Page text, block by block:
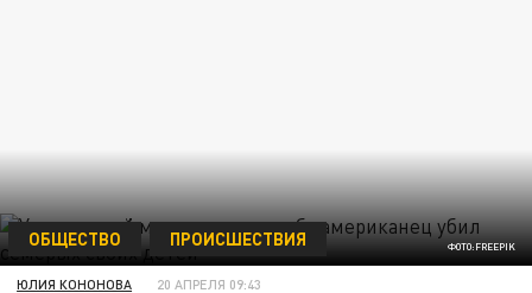
ФОТО:FREEPIK
ОБЩЕСТВО ПРОИСШЕСТВИЯ
ЮЛИЯ КОНОНОВА 20 АПРЕЛЯ 09:43